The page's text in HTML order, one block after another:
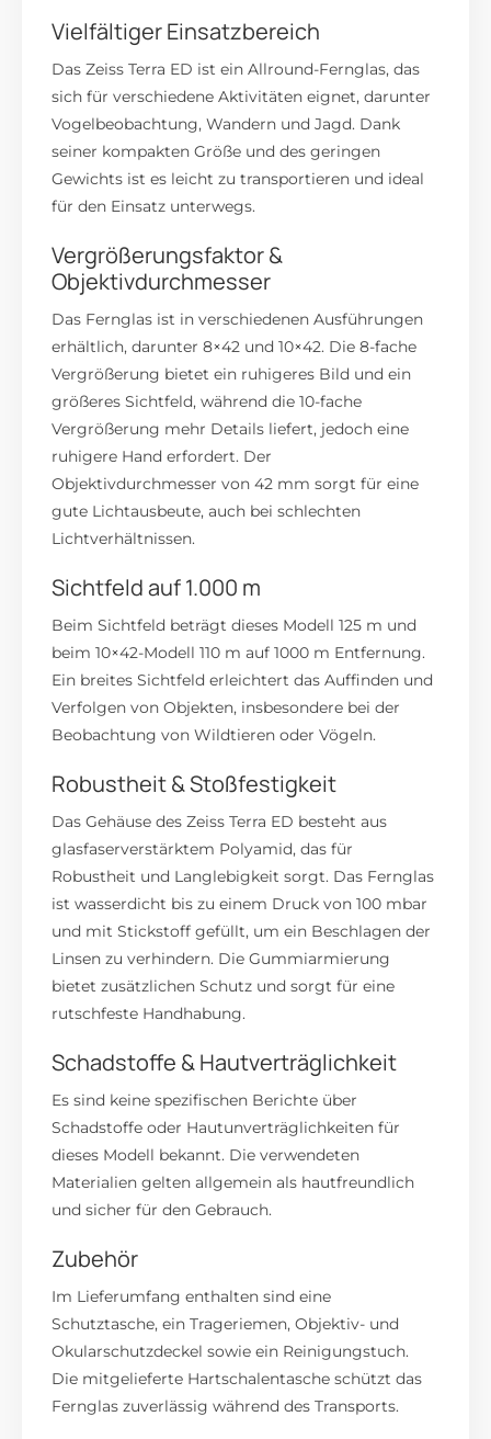
Vielfältiger Einsatzbereich
Das Zeiss Terra ED ist ein Allround-Fernglas, das
sich für verschiedene Aktivitäten eignet, darunter
Vogelbeobachtung, Wandern und Jagd. Dank
seiner kompakten Größe und des geringen
Gewichts ist es leicht zu transportieren und ideal
für den Einsatz unterwegs.
Vergrößerungsfaktor &
Objektivdurchmesser
Das Fernglas ist in verschiedenen Ausführungen
erhältlich, darunter 8×42 und 10×42. Die 8-fache
Vergrößerung bietet ein ruhigeres Bild und ein
größeres Sichtfeld, während die 10-fache
Vergrößerung mehr Details liefert, jedoch eine
ruhigere Hand erfordert. Der
Objektivdurchmesser von 42 mm sorgt für eine
gute Lichtausbeute, auch bei schlechten
Lichtverhältnissen.
Sichtfeld auf 1.000 m
Beim Sichtfeld beträgt dieses Modell 125 m und
beim 10×42-Modell 110 m auf 1000 m Entfernung.
Ein breites Sichtfeld erleichtert das Auffinden und
Verfolgen von Objekten, insbesondere bei der
Beobachtung von Wildtieren oder Vögeln.
Robustheit & Stoßfestigkeit
Das Gehäuse des Zeiss Terra ED besteht aus
glasfaserverstärktem Polyamid, das für
Robustheit und Langlebigkeit sorgt. Das Fernglas
ist wasserdicht bis zu einem Druck von 100 mbar
und mit Stickstoff gefüllt, um ein Beschlagen der
Linsen zu verhindern. Die Gummiarmierung
bietet zusätzlichen Schutz und sorgt für eine
rutschfeste Handhabung.
Schadstoffe & Hautverträglichkeit
Es sind keine spezifischen Berichte über
Schadstoffe oder Hautunverträglichkeiten für
dieses Modell bekannt. Die verwendeten
Materialien gelten allgemein als hautfreundlich
und sicher für den Gebrauch.
Zubehör
Im Lieferumfang enthalten sind eine
Schutztasche, ein Trageriemen, Objektiv- und
Okularschutzdeckel sowie ein Reinigungstuch.
Die mitgelieferte Hartschalentasche schützt das
Fernglas zuverlässig während des Transports.